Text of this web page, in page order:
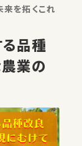
を拓くこれ
品種
業の